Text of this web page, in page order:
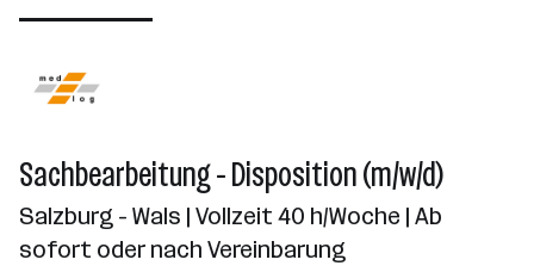
Sachbearbeitung - Disposition (m/w/d)
Salzburg - Wals | Vollzeit 40 h/Woche | Ab
sofort oder nach Vereinbarung